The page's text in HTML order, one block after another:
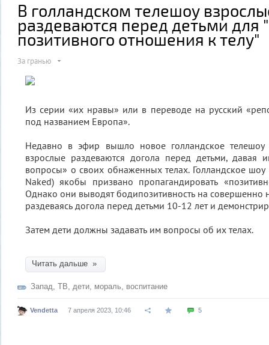
В голландском телешоу
раздеваются перед детьми для
позитивного отношения к телу"
За гранью
Из серии «их нравы» или в переводе на русский
под названием Европа».
Недавно в эфир вышло новое голландское
взрослые раздеваются догола перед детьми, давая
вопросы» о своих обнаженных телах. Голландское
Naked) якобы призвано пропагандировать
Однако они выводят бодипозитивность на
раздеваясь догола перед детьми 10-12 лет и
Затем дети должны задавать им вопросы об их телах.
Читать дальше »
Запад, ТВ, дети, мораль, воспитание
Vendetta 7 апреля 2023, 10:46 5